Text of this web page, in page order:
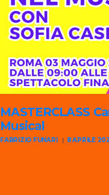
MASTERCLASS
Musical
FABRIZIO FUNARI 8 APRILE